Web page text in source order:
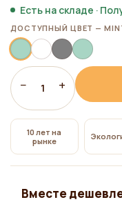
Есть на складе ·
ДОСТУПНЫЙ ЦВЕТ —
− 1 +
10 лет на
рынке
Вместе
всем", на сайте
cookie, необходимые
использование
пользователя.